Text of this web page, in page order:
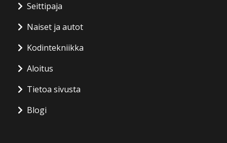
Seittipaja
Naiset ja autot
Kodintekniikka
Aloitus
Tietoa sivusta
Blogi